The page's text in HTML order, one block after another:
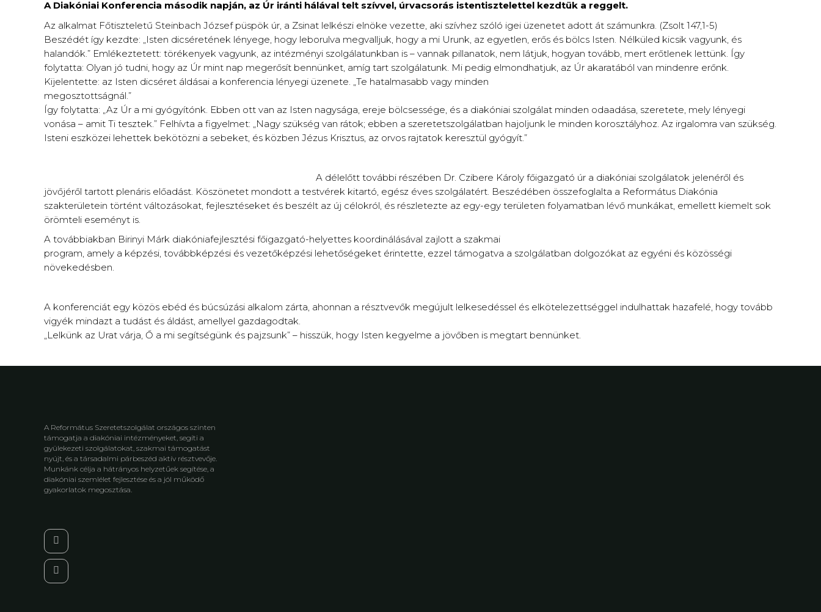
A Diakóniai Konferencia második napján, az Úr iránti hálával telt szívvel, úrvacsorás istentisztelettel kezdtük a reggelt.
Az alkalmat Főtiszteletű Steinbach József püspök úr, a Zsinat lelkészi elnöke vezette, aki szívhez szóló igei üzenetet adott át számunkra. (Zsolt 147,1-5)
Beszédét így kezdte: „Isten dicséretének lényege, hogy leborulva megvalljuk, hogy a mi Urunk, az egyetlen, erős és bölcs Isten. Nélküled kicsik vagyunk, és
halandók.” Emlékeztetett: törékenyek vagyunk, az intézményi szolgálatunkban is – vannak pillanatok, nem látjuk, hogyan tovább, mert erőtlenek lettünk. Így
folytatta: Olyan jó tudni, hogy az Úr mint nap megerősít bennünket, amíg tart szolgálatunk. Mi pedig elmondhatjuk, az Úr akaratából van mindenre erőnk.
Kijelentette: az Isten dicséret áldásai a konferencia lényegi üzenete. „Te hatalmasabb vagy minden
megosztottságnál.”
Így folytatta: „Az Úr a mi gyógyítónk. Ebben ott van az Isten nagysága, ereje bölcsessége, és a diakóniai szolgálat minden odaadása, szeretete, mely lényegi
vonása – amit Ti tesztek.” Felhívta a figyelmet: „Nagy szükség van rátok; ebben a szeretetszolgálatban hajoljunk le minden korosztályhoz. Az irgalomra van szükség.
Isteni eszközei lehettek bekötözni a sebeket, és közben Jézus Krisztus, az orvos rajtatok keresztül gyógyít.”
A délelőtt további részében Dr. Czibere Károly főigazgató úr a diakóniai szolgálatok jelenéről és
jövőjéről tartott plenáris előadást. Köszönetet mondott a testvérek kitartó, egész éves szolgálatért. Beszédében összefoglalta a Református Diakónia
szakterületein történt változásokat, fejlesztéseket és beszélt az új célokról, és részletezte az egy-egy területen folyamatban lévő munkákat, emellett kiemelt sok
örömteli eseményt is.
A továbbiakban Birinyi Márk diakóniafejlesztési főigazgató-helyettes koordinálásával zajlott a szakmai
program, amely a képzési, továbbképzési és vezetőképzési lehetőségeket érintette, ezzel támogatva a szolgálatban dolgozókat az egyéni és közösségi
növekedésben.
A konferenciát egy közös ebéd és búcsúzási alkalom zárta, ahonnan a résztvevők megújult lelkesedéssel és elkötelezettséggel indulhattak hazafelé, hogy tovább
vigyék mindazt a tudást és áldást, amellyel gazdagodtak.
„Lelkünk az Urat várja, Ő a mi segítségünk és pajzsunk” – hisszük, hogy Isten kegyelme a jövőben is megtart bennünket.
A Református Szeretetszolgálat országos szinten
támogatja a diakóniai intézményeket, segíti a
gyülekezeti szolgálatokat, szakmai támogatást
nyújt, és a társadalmi párbeszéd aktív résztvevője.
Munkánk célja a hátrányos helyzetűek segítése, a
diakóniai szemlélet fejlesztése és a jól működő
gyakorlatok megosztása.